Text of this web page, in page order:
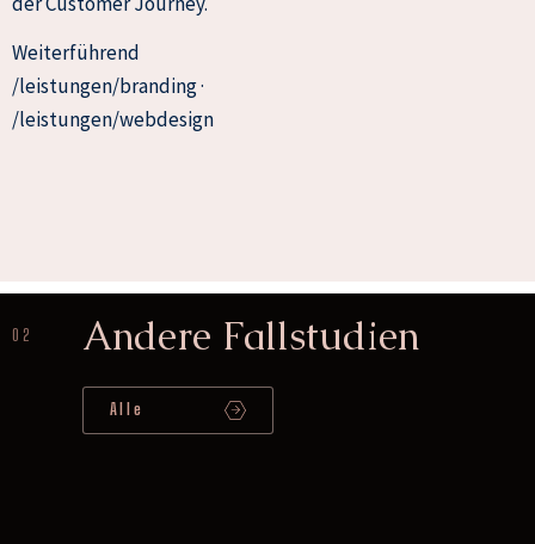
Weiterführend
/leistungen/branding ·
/leistungen/webdesign
02 Andere Fallstudien
Alle